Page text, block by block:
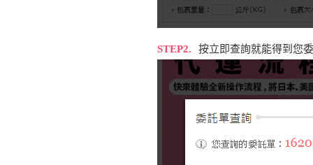
STEP2. 按立即查詢就能得到您